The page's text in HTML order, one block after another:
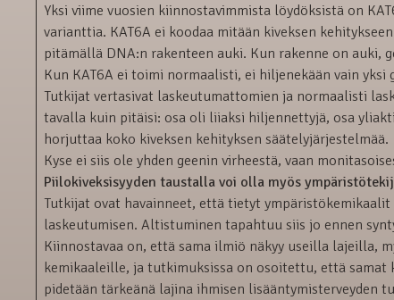
Yksi viime vuosien kiinnostavimmista löydöksistä on
varianttia. KAT6A ei koodaa mitään kiveksen
pitämällä DNA:n rakenteen auki. Kun rakenne on auki,
Kun KAT6A ei toimi normaalisti, ei hiljenekään vain
Tutkijat vertasivat laskeutumattomien ja normaalisti
tavalla kuin pitäisi: osa oli liiaksi hiljennettyjä, osa
horjuttaa koko kiveksen kehityksen säätelyjärjestelmää.
Kyse ei siis ole yhden geenin virheestä, vaan
Piilokiveksisyyden taustalla voi olla myös
Tutkijat ovat havainneet, että tietyt
laskeutumisen. Altistuminen tapahtuu siis jo ennen
Kiinnostavaa on, että sama ilmiö näkyy useilla lajeilla,
kemikaaleille, ja tutkimuksissa on osoitettu, että
pidetään tärkeänä lajina ihmisen lisääntymisterveyden